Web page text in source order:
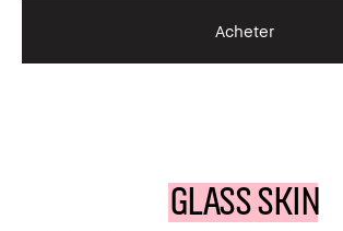
Acheter
GLASS SKIN